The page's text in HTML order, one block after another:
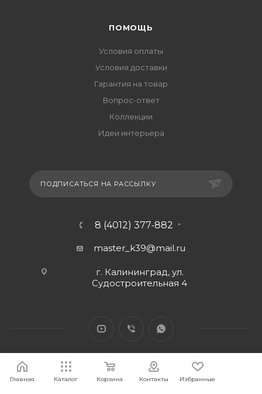
ПОМОЩЬ
Условия оплаты
Условия доставки
Гарантия на товар
Вопрос-ответ
Коллекции
Идеи интерьера
ПОДПИСАТЬСЯ НА РАССЫЛКУ
8 (4012) 377-882
master_k39@mail.ru
г. Калининград, ул.
Судостроительная 4
Главная Каталог Корзина Контакты Избранные